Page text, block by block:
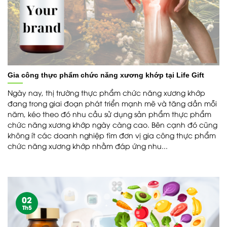
Gia công thực phẩm chức năng xương khớp tại Life Gift
Ngày nay, thị trường thực phẩm chức năng xương khớp
đang trong giai đoạn phát triển mạnh mẽ và tăng dần mỗi
năm, kéo theo đó nhu cầu sử dụng sản phẩm thực phẩm
chức năng xương khớp ngày càng cao. Bên cạnh đó cũng
không ít các doanh nghiệp tìm đơn vị gia công thực phẩm
chức năng xương khớp nhằm đáp ứng nhu...
02
Th5